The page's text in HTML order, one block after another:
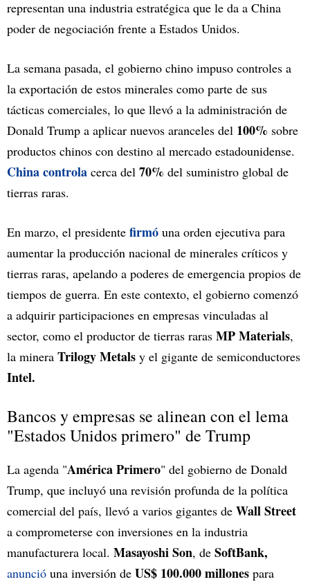
representan una industria estratégica que le da a China
poder de negociación frente a Estados Unidos.
La semana pasada, el gobierno chino impuso controles a
la exportación de estos minerales como parte de sus
tácticas comerciales, lo que llevó a la administración de
Donald Trump a aplicar nuevos aranceles del 100% sobre
productos chinos con destino al mercado estadounidense.
China controla cerca del 70% del suministro global de
tierras raras.
En marzo, el presidente firmó una orden ejecutiva para
aumentar la producción nacional de minerales críticos y
tierras raras, apelando a poderes de emergencia propios de
tiempos de guerra. En este contexto, el gobierno comenzó
a adquirir participaciones en empresas vinculadas al
sector, como el productor de tierras raras MP Materials,
la minera Trilogy Metals y el gigante de semiconductores
Intel.
Bancos y empresas se alinean con el lema
"Estados Unidos primero" de Trump
La agenda "América Primero" del gobierno de Donald
Trump, que incluyó una revisión profunda de la política
comercial del país, llevó a varios gigantes de Wall Street
a comprometerse con inversiones en la industria
manufacturera local. Masayoshi Son, de SoftBank,
anunció una inversión de US$ 100.000 millones para